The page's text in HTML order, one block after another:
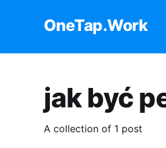
OneTap.Work
jak być
A collection of 1 post